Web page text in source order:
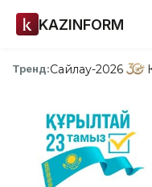
KAZINFORM
Тренд:Сайлау-2026